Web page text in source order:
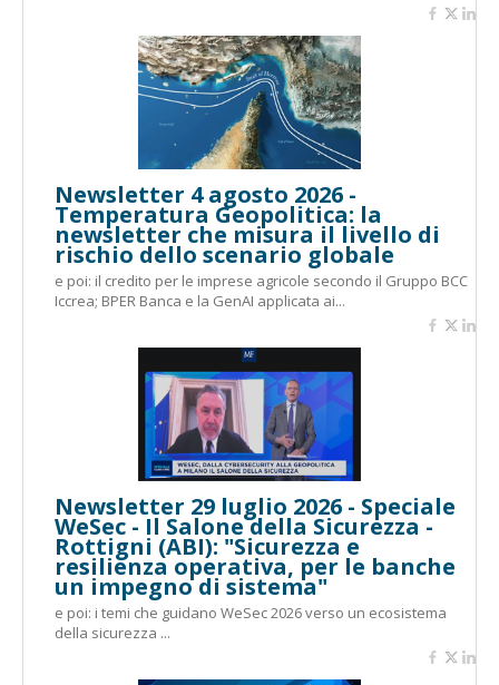
Newsletter 4 agosto 2026 -
Temperatura Geopolitica: la
newsletter che misura il livello di
rischio dello scenario globale
e poi: il credito per le imprese agricole secondo il Gruppo BCC
Iccrea; BPER Banca e la GenAI applicata ai...
Newsletter 29 luglio 2026 - Speciale
WeSec - Il Salone della Sicurezza -
Rottigni (ABI): "Sicurezza e
resilienza operativa, per le banche
un impegno di sistema"
e poi: i temi che guidano WeSec 2026 verso un ecosistema
della sicurezza ...